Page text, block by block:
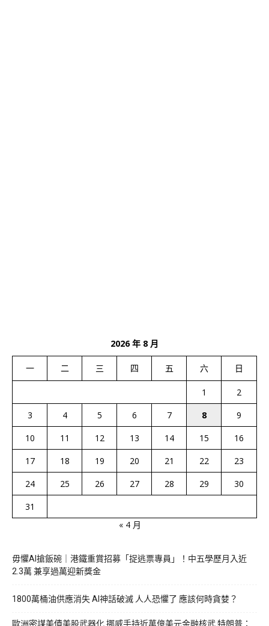
2026 年 8 月
一 二 三 四 五 六 日
1
2
3
4 5 6 7 8
9
10
11 12 13 14 15
16
17
18 19 20 21 22
23
24
25 26 27 28 29
30
31
« 4 月
毋懼AI搶飯碗｜港鐵重賞招募「捉逃票專員」！中五學歷月入近
2.3萬 兼享過萬迎新獎金
1800萬桶油供應消失 AI神話破滅 人人恐懼了 應該何時貪婪？
歐洲密謀美債美股武器化 挪威手持近萬億美元金融核武 特朗普：